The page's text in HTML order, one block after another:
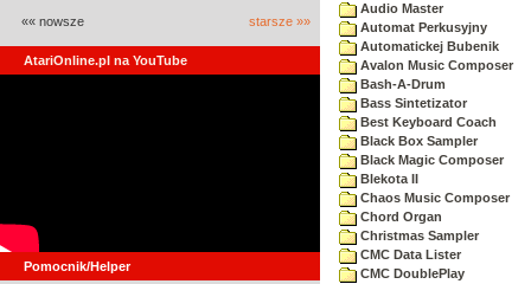
«« nowsze starsze »»
AtariOnline.pl na YouTube
Pomocnik/Helper
Audio Master
Automat Perkusyjny
Automatickej Bubenik
Avalon Music Composer
Bash-A-Drum
Bass Sintetizator
Best Keyboard Coach
Black Box Sampler
Black Magic Composer
Blekota II
Chaos Music Composer
Chord Organ
Christmas Sampler
CMC Data Lister
CMC DoublePlay